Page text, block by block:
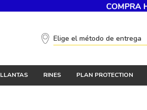
Elige el método de entrega
LLANTAS RINES PLAN PROTECTION